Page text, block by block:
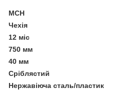
MCH
Чехія
12 міс
750 мм
40 мм
Сріблястий
Нержавіюча сталь/пластик